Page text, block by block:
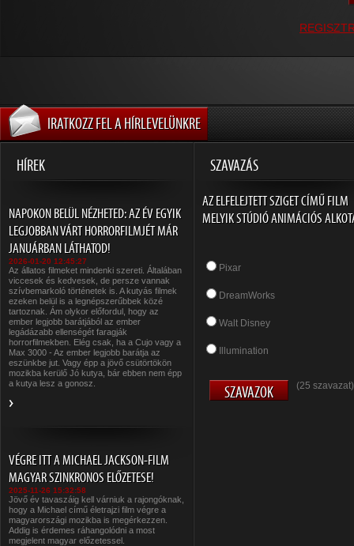
IRATKOZZ FEL A HÍRLEVELÜNKRE
HÍREK SZAVAZÁS
NAPOKON BELÜL NÉZHETED: AZ ÉV EGYIK
LEGJOBBAN VÁRT HORRORFILMJÉT MÁR
JANUÁRBAN LÁTHATOD!
2026-01-20 12:45:27
Az állatos filmeket mindenki szereti. Általában
viccesek és kedvesek, de persze vannak
szívbemarkoló történetek is. A kutyás filmek
ezeken belül is a legnépszerűbbek közé
tartoznak. Ám olykor előfordul, hogy az
ember legjobb barátjából az ember
legádázabb ellenségét faragják
horrorfilmekben. Elég csak, ha a Cujo vagy a
Max 3000 - Az ember legjobb barátja az
eszünkbe jut. Vagy épp a jövő csütörtökön
mozikba kerülő Jó kutya, bár ebben nem épp
a kutya lesz a gonosz.
VÉGRE ITT A MICHAEL JACKSON-FILM
MAGYAR SZINKRONOS ELŐZETESE!
2025-11-26 15:32:58
Jövő év tavaszáig kell várniuk a rajongóknak,
hogy a Michael című életrajzi film végre a
magyarországi mozikba is megérkezzen.
Addig is érdemes ráhangolódni a most
megjelent magyar előzetessel.
AZ ELFELEJTETT SZIGET CÍMŰ FILM
MELYIK STÚDIÓ ANIMÁCIÓS
Pixar
DreamWorks
Walt Disney
Illumination
(25 szavazat)